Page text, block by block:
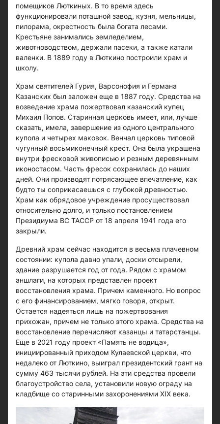
помещиков Люткиных. В то время здесь
функционировали поташной завод, кузня, мельницы,
пилорама, окрестность была богата лесами.
Крестьяне занимались земледелием,
животноводством, держали пасеки, а также катали
валенки. В 1889 году в Люткино построили храм и
школу.
Храм святителей Гурия, Варсонофия и Германа
Казанских был заложен еще в 1887 году. Средства на
возведение храма пожертвовал казанский купец
Михаил Попов. Старинная церковь имеет, или, лучше
сказать, имела, завершение из одного центрального
купола и четырех маковок. Венчал церковь типовой
чугунный восьмиконечный крест. Она была украшена
внутри фресковой живописью и резным деревянным
иконостасом. Часть фресок сохранилась до наших
дней. Они производят потрясающее впечатление, как
будто ты соприкасаешься с глубокой древностью.
Храм как обрядовое учреждение просуществовал
относительно долго, и только постановлением
Президиума ВС ТАССР от 18 апреля 1941 года его
закрыли.
Древний храм сейчас находится в весьма плачевном
состоянии: купола давно упали, доски отсырели,
здание разрушается год от года. Рядом с храмом
аншлаги, на которых представлен проект
восстановления храма. Причем каменного. Но вопрос
с его финансированием, мягко говоря, открыт.
Остается надеяться лишь на пожертвования
прихожан, причем не только этого храма. Средства на
восстановление перечисляют казанцы и татарстанцы.
Еще в 2021 году проект «Память не водица»,
инициированный приходом Кулаевской церкви, что
недалеко от Люткино, выиграл президентский грант на
сумму 463 тысячи рублей. На эти средства провели
благоустройство села, установили новую ограду на
кладбище со старинными захоронениями XIX века.